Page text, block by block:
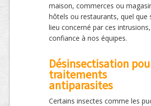
maison, commerces ou
hôtels ou restaurants, quel que
lieu concerné par ces
confiance à nos équipes.
Désinsectisation
traitements
antiparasites
Certains insectes comme les